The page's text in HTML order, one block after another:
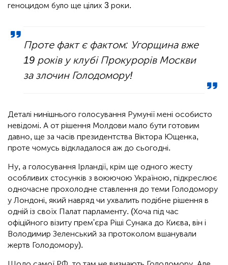
геноцидом було ще цілих 3 роки.
Проте факт є фактом: Угорщина вже
19 років у клубі Прокурорів Москви
за злочин Голодомору!
Деталі нинішнього голосування Румунії мені особисто
невідомі. А от рішення Молдови мало бути готовим
давно, ще за часів президентства Віктора Ющенка,
проте чомусь відкладалося аж до сьогодні.
Ну, а голосування Ірландії, крім ще одного жесту
особливих стосунків з воюючою Україною, підкреслює
одночасне прохолодне ставлення до теми Голодомору
у Лондоні, який навряд чи ухвалить подібне рішення в
одній із своїх Палат парламенту. (Хоча під час
офіційного візиту прем'єра Ріші Сунака до Києва, він і
Володимир Зеленський за протоколом вшанували
жертв Голодомору).